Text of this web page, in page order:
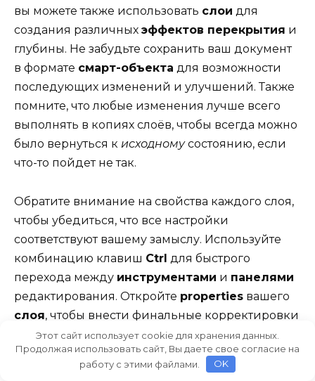
вы можете также использовать слои для
создания различных эффектов перекрытия и
глубины. Не забудьте сохранить ваш документ
в формате смарт-объекта для возможности
последующих изменений и улучшений. Также
помните, что любые изменения лучше всего
выполнять в копиях слоёв, чтобы всегда можно
было вернуться к исходномусостоянию, если
что-то пойдет не так.
Обратите внимание на свойства каждого слоя,
чтобы убедиться, что все настройки
соответствуют вашему замыслу. Используйте
комбинацию клавиш Ctrl для быстрого
перехода между инструментами и панелями
редактирования. Откройте properties вашего
слоя, чтобы внести финальные корректировки
и увидеть, как различные параметры влияют
на общий видвашегодокумента.
Этот сайт использует cookie для хранения данных.
Продолжая использовать сайт, Вы даете свое согласие на
работу с этими файлами.
OK